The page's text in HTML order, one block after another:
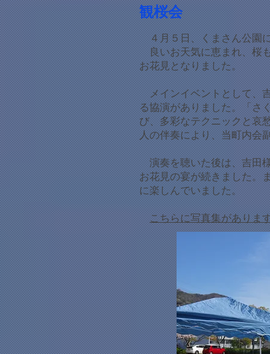
観桜会
４月５日、くまさん公園
良いお天気に恵まれ、桜
お花見となりました。
メインイベントとして、
る協演がありました。「さ
び、多彩なテクニックと哀
人の伴奏により、当町内会
演奏を聴いた後は、吉田
お花見の宴が続きました。
に楽しんでいました。
こちらに写真集がありま